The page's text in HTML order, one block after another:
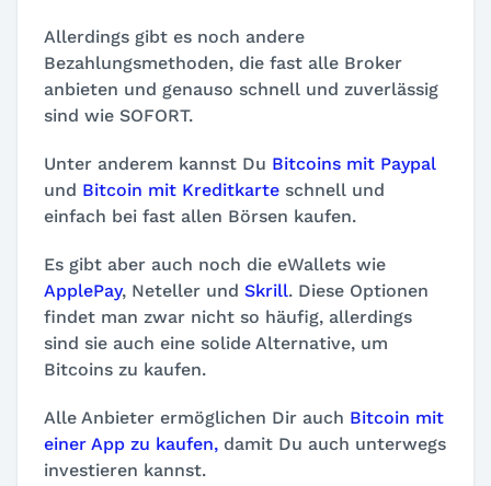
Allerdings gibt es noch andere
Bezahlungsmethoden, die fast alle Broker
anbieten und genauso schnell und zuverlässig
sind wie SOFORT.
Unter anderem kannst Du Bitcoins mit Paypal
und Bitcoin mit Kreditkarte schnell und
einfach bei fast allen Börsen kaufen.
Es gibt aber auch noch die eWallets wie
ApplePay, Neteller und Skrill. Diese Optionen
findet man zwar nicht so häufig, allerdings
sind sie auch eine solide Alternative, um
Bitcoins zu kaufen.
Alle Anbieter ermöglichen Dir auch Bitcoin mit
einer App zu kaufen, damit Du auch unterwegs
investieren kannst.